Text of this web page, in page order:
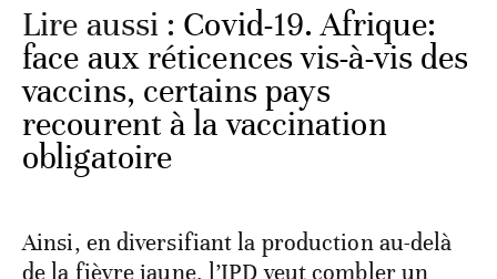
Lire aussi : Covid-19. Afrique:
face aux réticences vis-à-vis des
vaccins, certains pays
recourent à la vaccination
obligatoire
Ainsi, en diversifiant la production au-delà
de la fièvre jaune, l’IPD veut combler un